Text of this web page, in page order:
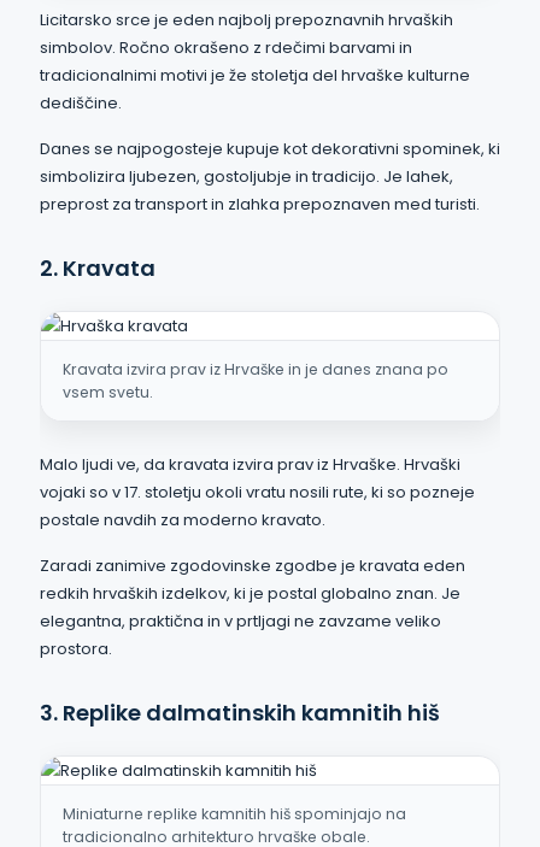
Licitarsko srce je eden najbolj prepoznavnih hrvaških
simbolov. Ročno okrašeno z rdečimi barvami in
tradicionalnimi motivi je že stoletja del hrvaške kulturne
dediščine.
Danes se najpogosteje kupuje kot dekorativni spominek, ki
simbolizira ljubezen, gostoljubje in tradicijo. Je lahek,
preprost za transport in zlahka prepoznaven med turisti.
2. Kravata
Kravata izvira prav iz Hrvaške in je danes znana po
vsem svetu.
Malo ljudi ve, da kravata izvira prav iz Hrvaške. Hrvaški
vojaki so v 17. stoletju okoli vratu nosili rute, ki so pozneje
postale navdih za moderno kravato.
Zaradi zanimive zgodovinske zgodbe je kravata eden
redkih hrvaških izdelkov, ki je postal globalno znan. Je
elegantna, praktična in v prtljagi ne zavzame veliko
prostora.
3. Replike dalmatinskih kamnitih hiš
Miniaturne replike kamnitih hiš spominjajo na
tradicionalno arhitekturo hrvaške obale.